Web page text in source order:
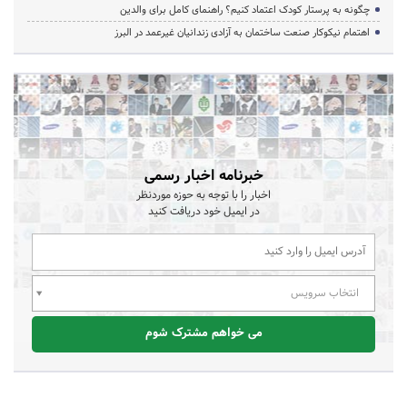
چگونه به پرستار کودک اعتماد کنیم؟ راهنمای کامل برای والدین
اهتمام نیکوکار صنعت ساختمان به آزادی زندانیان غیرعمد در البرز
خبرنامه اخبار رسمی
اخبار را با توجه به حوزه موردنظر
در ایمیل خود دریافت کنید
انتخاب سرویس
می خواهم مشترک شوم